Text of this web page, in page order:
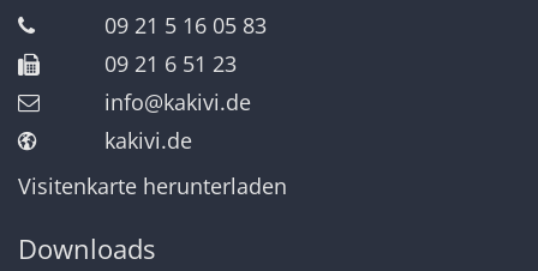
09 21 5 16 05 83
09 21 6 51 23
info@kakivi.de
kakivi.de
Visitenkarte herunterladen
Downloads